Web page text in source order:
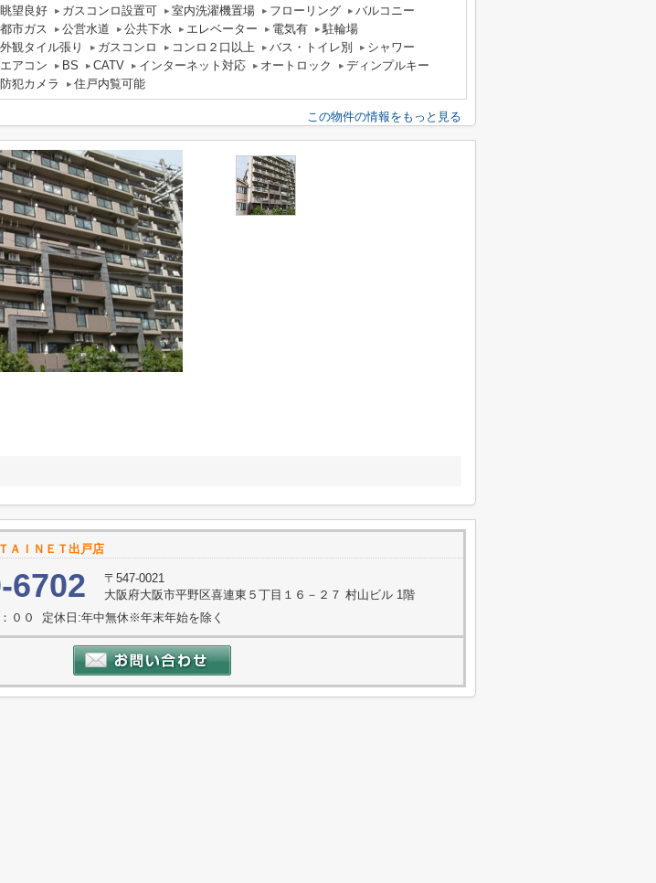
眺望良好 ガスコンロ設置可 室内洗濯機置場 フローリング
バルコニー
都市ガス
公営水道 公共下水 エレベーター 電気有
駐輪場
外観タイル張り
ガスコンロ コンロ２口以上 バス・トイレ別
シャワー
エアコン
BS CATV インターネット対応 オートロック
ディンプルキー
防犯カメラ
住戸内覧可能
この物件の情報をもっと見る
ＡＩＮＥＴ出戸店
6702
〒547-0021
大阪府大阪市平野区喜連東５丁目１６－２７ 村山ビル 1階
００ 定休日:年中無休※年末年始を除く